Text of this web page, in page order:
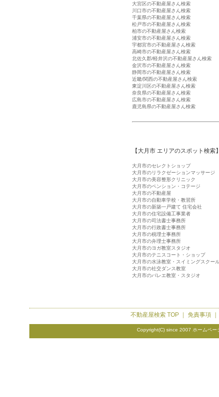
大宮区の不動産屋さん検索
川口市の不動産屋さん検索
千葉県の不動産屋さん検索
松戸市の不動産屋さん検索
柏市の不動産屋さん検索
浦安市の不動産屋さん検索
宇都宮市の不動産屋さん検索
高崎市の不動産屋さん検索
北佐久郡/軽井沢の不動産屋さん検索
金沢市の不動産屋さん検索
静岡市の不動産屋さん検索
近畿/関西の不動産屋さん検索
東淀川区の不動産屋さん検索
奈良県の不動産屋さん検索
広島市の不動産屋さん検索
鹿児島県の不動産屋さん検索
【大月市 エリアのスポット検索
大月市のセレクトショップ
大月市のリラクゼーションマッサージ
大月市の美容整形クリニック
大月市のペンション・コテージ
大月市の不動産屋
大月市の自動車学校・教習所
大月市の新築一戸建て 住宅会社
大月市の住宅設備工事業者
大月市の司法書士事務所
大月市の行政書士事務所
大月市の税理士事務所
大月市の弁理士事務所
大月市のヨガ教室スタジオ
大月市のテニスコート・ショップ
大月市の水泳教室・スイミングスクー
大月市の社交ダンス教室
大月市のバレエ教室・スタジオ
不動産屋検索TOP ｜ 免責事項
Copyright(C) since 2007 ホームペー